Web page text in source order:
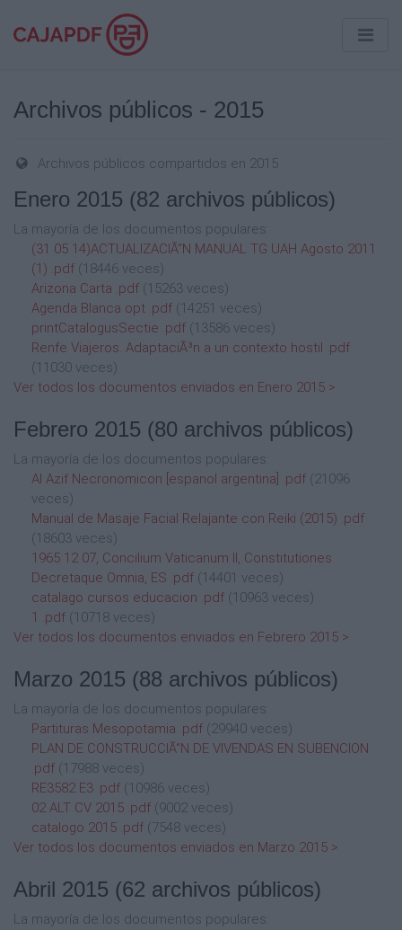
Archivos públicos - 2015
Archivos públicos compartidos en 2015
Enero 2015 (82 archivos públicos)
La mayoría de los documentos populares:
(31 05 14)ACTUALIZACIÃ“N MANUAL TG UAH Agosto 2011
(1) .pdf (18446 veces)
Arizona Carta .pdf (15263 veces)
Agenda Blanca opt .pdf (14251 veces)
printCatalogusSectie .pdf (13586 veces)
Renfe Viajeros. AdaptaciÃ³n a un contexto hostil .pdf
(11030 veces)
Ver todos los documentos enviados en Enero 2015 >
Febrero 2015 (80 archivos públicos)
La mayoría de los documentos populares:
Al Azif Necronomicon [espanol argentina] .pdf (21096
veces)
Manual de Masaje Facial Relajante con Reiki (2015) .pdf
(18603 veces)
1965 12 07, Concilium Vaticanum II, Constitutiones
Decretaque Omnia, ES .pdf (14401 veces)
catalago cursos educacion .pdf (10963 veces)
1 .pdf (10718 veces)
Ver todos los documentos enviados en Febrero 2015 >
Marzo 2015 (88 archivos públicos)
La mayoría de los documentos populares:
Partituras Mesopotamia .pdf (29940 veces)
PLAN DE CONSTRUCCIÃ“N DE VIVENDAS EN SUBENCION
.pdf (17988 veces)
RE3582 E3 .pdf (10986 veces)
02 ALT CV 2015 .pdf (9002 veces)
catalogo 2015 .pdf (7548 veces)
Ver todos los documentos enviados en Marzo 2015 >
Abril 2015 (62 archivos públicos)
La mayoría de los documentos populares: